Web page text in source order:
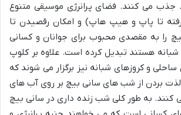
جذب می کنند. فضای پرانرژی موسیقی متنوع
تا پاپ و هیپ هاپ) و امکان رقصیدن تا
را به مقصدی محبوب برای جوانان و کسانی
هستند تبدیل کرده است. علاوه بر کلوپ
و کروزهای شبانه نیز برگزار می شوند که
لذت بردن از شب های سانی بیچ بر روی آب های
کنند. به طور کلی شب زنده داری در سانی بیچ